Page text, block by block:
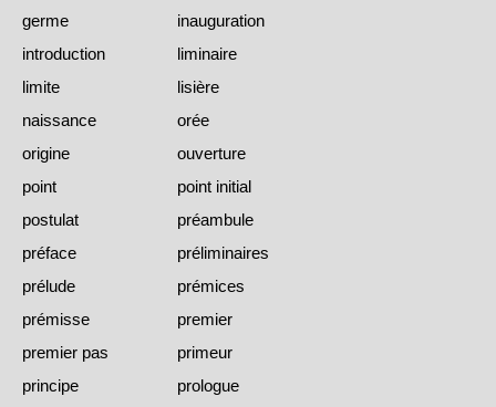
germe
inauguration
introduction
liminaire
limite
lisière
naissance
orée
origine
ouverture
point
point initial
postulat
préambule
préface
préliminaires
prélude
prémices
prémisse
premier
premier pas
primeur
principe
prologue